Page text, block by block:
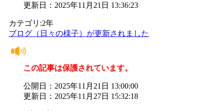
更新日：2025年11月21日 13:36:23
カテゴリ:2年
ブログ（日々の様子）が更新されました
この記事は保護されています。
公開日：2025年11月21日 13:00:00
更新日：2025年11月27日 15:32:18